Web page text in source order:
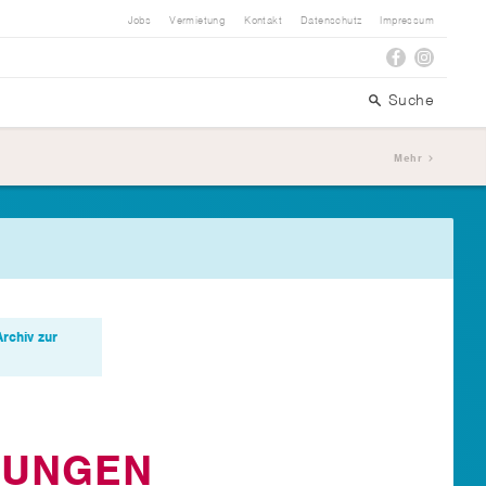
Suche
Jobs Vermietung Kontakt Datenschutz Impressum
Mehr
zur